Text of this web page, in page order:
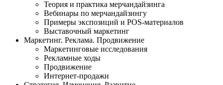
Теория и практика мерчандайзинга
Вебинары по мерчандайзингу
Примеры экспозиций и POS-материалов
Выставочный маркетинг
Маркетинг. Реклама. Продвижение
Маркетинговые исследования
Рекламные ходы
Продвижение
Интернет-продажи